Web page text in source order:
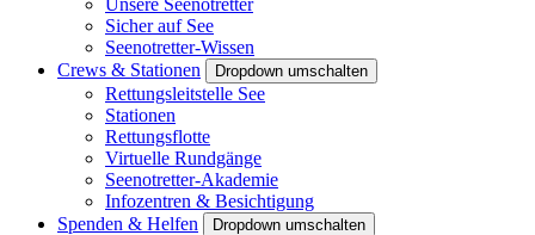
Sicher auf See
Seenotretter-Wissen
Crews & Stationen
Dropdown umschalten
Rettungsleitstelle See
Stationen
Rettungsflotte
Virtuelle Rundgänge
Seenotretter-Akademie
Infozentren & Besichtigung
Spenden & Helfen
Dropdown umschalten